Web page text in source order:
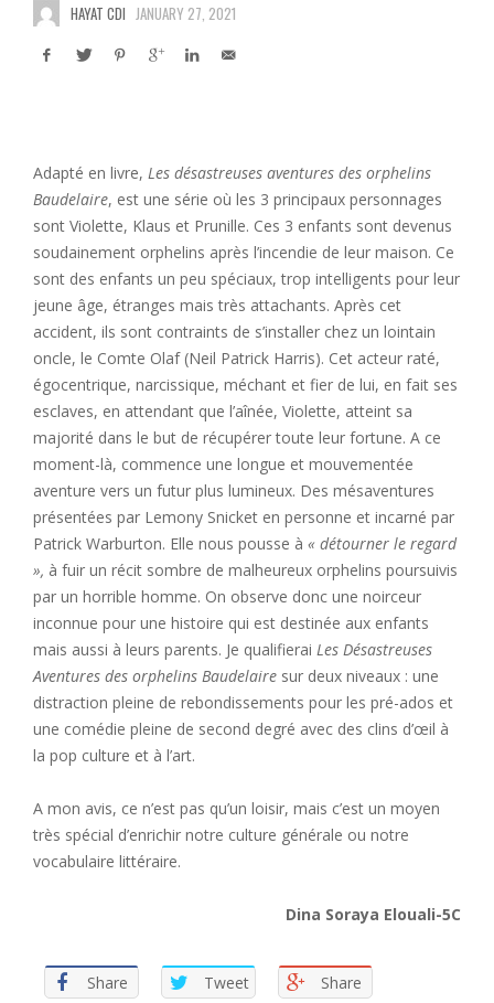
HAYAT CDI JANUARY 27, 2021
Adapté en livre, Les désastreuses aventures des orphelins
Baudelaire, est une série où les 3 principaux personnages
sont Violette, Klaus et Prunille. Ces 3 enfants sont devenus
soudainement orphelins après l’incendie de leur maison. Ce
sont des enfants un peu spéciaux, trop intelligents pour leur
jeune âge, étranges mais très attachants. Après cet
accident, ils sont contraints de s’installer chez un lointain
oncle, le Comte Olaf (Neil Patrick Harris). Cet acteur raté,
égocentrique, narcissique, méchant et fier de lui, en fait ses
esclaves, en attendant que l’aînée, Violette, atteint sa
majorité dans le but de récupérer toute leur fortune. A ce
moment-là, commence une longue et mouvementée
aventure vers un futur plus lumineux. Des mésaventures
présentées par Lemony Snicket en personne et incarné par
Patrick Warburton. Elle nous pousse à « détourner le regard
», à fuir un récit sombre de malheureux orphelins poursuivis
par un horrible homme. On observe donc une noirceur
inconnue pour une histoire qui est destinée aux enfants
mais aussi à leurs parents. Je qualifierai Les Désastreuses
Aventures des orphelins Baudelaire sur deux niveaux : une
distraction pleine de rebondissements pour les pré-ados et
une comédie pleine de second degré avec des clins d’œil à
la pop culture et à l’art.
A mon avis, ce n’est pas qu’un loisir, mais c’est un moyen
très spécial d’enrichir notre culture générale ou notre
vocabulaire littéraire.
Dina Soraya Elouali-5C
Share Tweet Share